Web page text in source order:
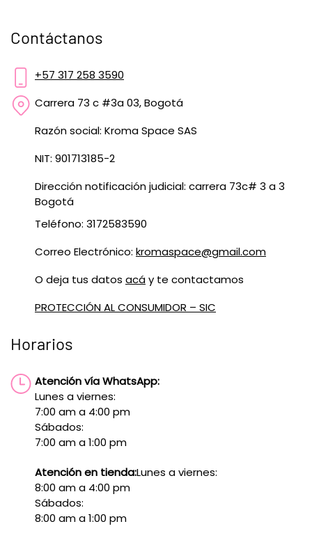
Contáctanos
+57 317 258 3590
Carrera 73 c #3a 03, Bogotá
Razón social: Kroma Space SAS
NIT: 901713185-2
Dirección notificación judicial: carrera 73c# 3 a 3
Bogotá
Teléfono: 3172583590
Correo Electrónico: kromaspace@gmail.com
O deja tus datos acáy te contactamos
PROTECCIÓN AL CONSUMIDOR – SIC
Horarios
Atención vía WhatsApp:
Lunes a viernes:
7:00 am a 4:00 pm
Sábados:
7:00 am a 1:00 pm
Atención en tienda:Lunes a viernes:
8:00 am a 4:00 pm
Sábados:
8:00 am a 1:00 pm